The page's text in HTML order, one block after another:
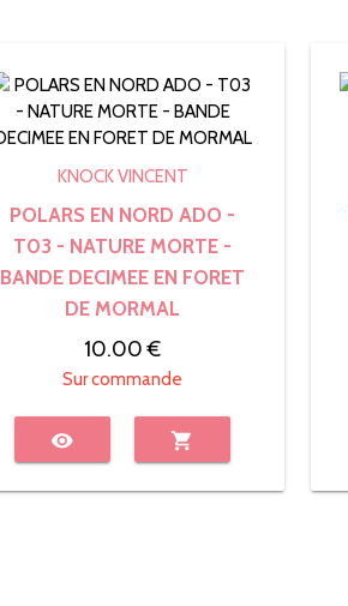
KNOCK VINCENT
POLARS EN NORD ADO -
T03 - NATURE MORTE -
BANDE DECIMEE EN FORET
DE MORMAL
10.00 €
Sur commande
visibility shopping_cart